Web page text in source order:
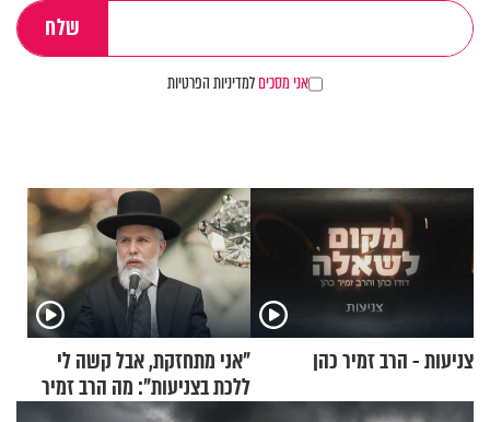
אני מסכיםלמדיניות הפרטיות
צניעות - הרב זמיר כהן
"אני מתחזקת, אבל קשה לי
ללכת בצניעות": מה הרב זמיר
כהן המליץ לה לעשות?